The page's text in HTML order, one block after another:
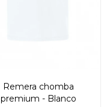
Remera chomba
premium - Blanco